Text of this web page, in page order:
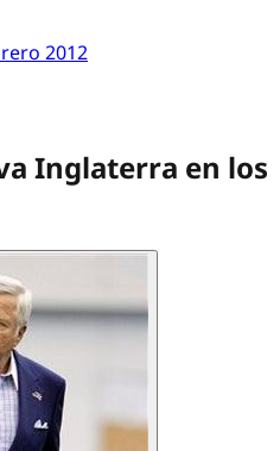
2012
Inglaterra en los